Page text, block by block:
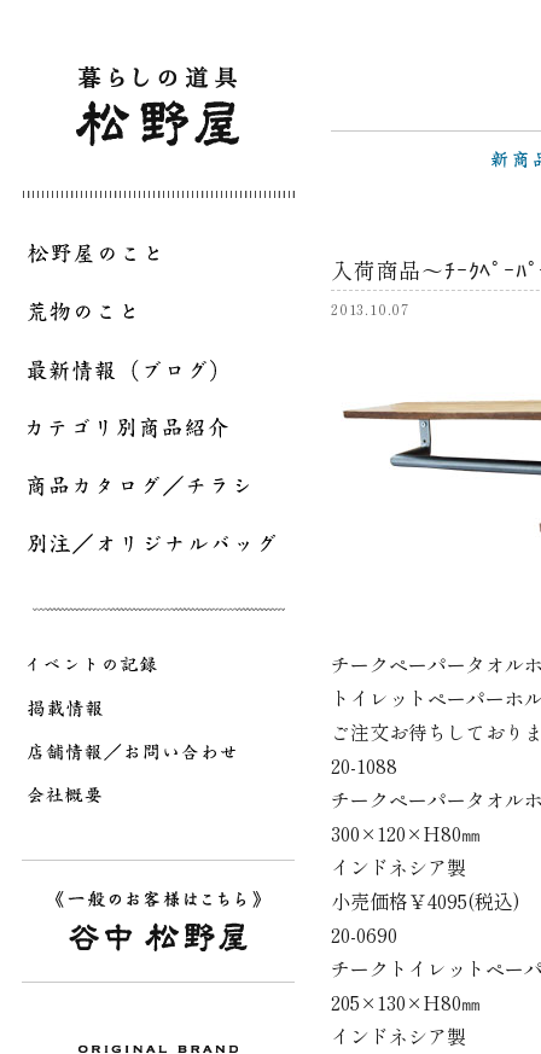
入荷商品～ﾁｰｸﾍﾟｰﾊ
2013.10.07
チークペーパータオル
トイレットペーパーホ
ご注文お待ちしており
20-1088
チークペーパータオル
300×120×H80㎜
インドネシア製
小売価格￥4095(税込)
20-0690
チークトイレットペー
205×130×H80㎜
インドネシア製